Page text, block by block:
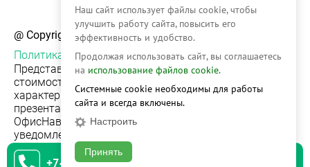
@ Copyright, 2026 OFFICE NAVIGATOR
Политика конфиденциальности
Представленная на сайте информация, в т.ч.
стоимости объектов, носит информационный
характер и не является публичной офертой. Условия
презентации объекта недвижимости на сервисе
ОфисНавигатор могут быть изменены без
уведомления.
+74951542930
Наш сайт использует файлы cookie, чтобы
улучшить работу сайта, повысить его
эффективность и удобство.
Продолжая использовать сайт, вы соглашаетесь
на использование файлов cookie.
Системные cookie необходимы для работы
сайта и всегда включены.
Настроить
Принять